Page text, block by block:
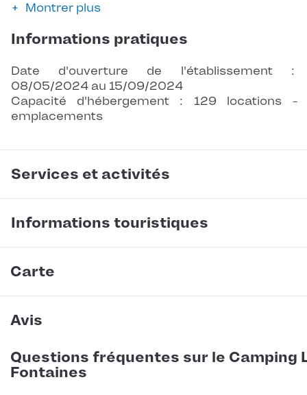
Montrer plus
Informations pratiques
Date d'ouverture de l'établissement :
08/05/2024 au 15/09/2024
Capacité d'hébergement : 129 locations -
emplacements
Services et activités
Informations touristiques
Carte
Avis
Questions fréquentes sur le Camping
Fontaines